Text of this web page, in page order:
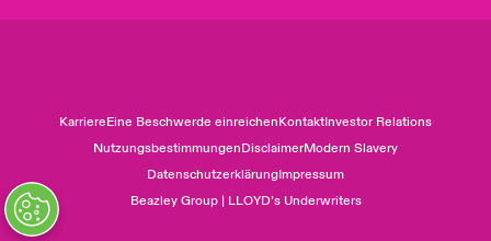
KarriereEine Beschwerde einreichenKontaktInvestor Relations
NutzungsbestimmungenDisclaimerModern Slavery
DatenschutzerklärungImpressum
Beazley Group | LLOYD’s Underwriters